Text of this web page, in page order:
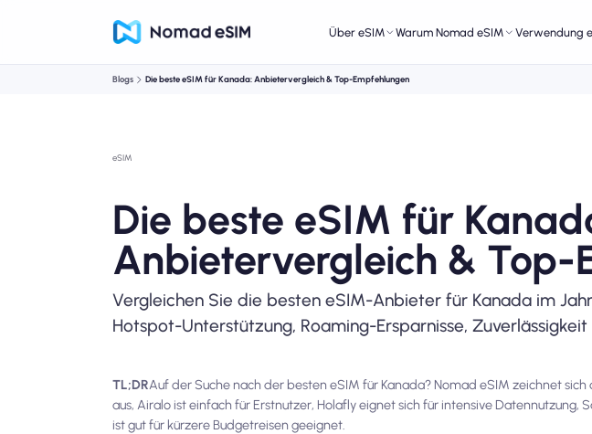
Über eSIM Warum Nomad eSIM Verwendung
Blogs Die beste eSIM für Kanada: Anbietervergleich & Top-Empfehlungen
eSIM
Die beste eSIM für
Anbietervergleich & Top-
Vergleichen Sie die besten eSIM-Anbieter für Kanada im
Hotspot-Unterstützung, Roaming-Ersparnisse,
TL;DRAuf der Suche nach der besten eSIM für Kanada? Nomad eSIM zeichnet
aus, Airalo ist einfach für Erstnutzer, Holafly eignet sich für intensive
ist gut für kürzere Budgetreisen geeignet.